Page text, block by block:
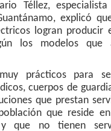
Téllez,
explicó
logran producir
los modelos que
prácticos para
cuerpos de
que prestan
que reside en
que no tienen